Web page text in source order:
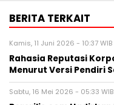
BERITA TERKAIT
Kamis, 11 Juni 2026 - 10:37 WIB
Rahasia Reputasi
Menurut Versi Pendiri
Sabtu, 16 Mei 2026 - 05:33 WIB